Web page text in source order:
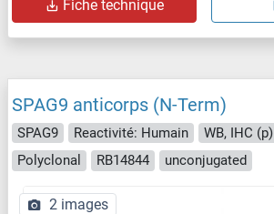
Fiche technique
SPAG9 anticorps (N-Term)
SPAG9 Reactivité: Humain WB, IHC (p)
Polyclonal
RB14844 unconjugated
2 images